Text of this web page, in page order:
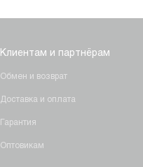
Клиентам и партнёрам
Обмен и возврат
Доставка и оплата
Гарантия
Оптовикам